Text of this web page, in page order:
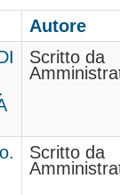
arrivi
e novità
Autore
Scritto da
Scritto da